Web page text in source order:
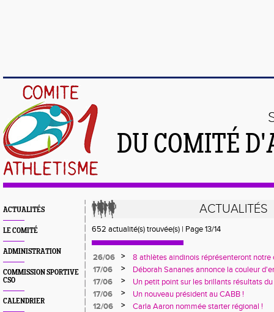
DU COMITÉ
ACTUALITÉS
LE COMITÉ
ADMINISTRATION
COMMISSION SPORTIVE
CSO
CALENDRIER
ACTUALITÉS
652 actualité(s) trouvée(s) | Page 13/14
26/06 >
8 athlètes aindinois réprésenteront
de France le weekend prochain !
17/06 >
Déborah Sananes annonce la couleur
17/06
>
Un petit point sur les brillants résultats
régionaux pour les minimes et 1
France master pour Jean-Pierre Collovray
17/06 >
Un nouveau président au CABB !
12/06
>
Carla Aaron nommée starter régional !